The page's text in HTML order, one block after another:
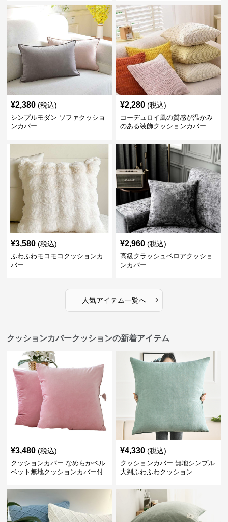
¥2,380 (税込)
シンプルモダン ソファクッショ
ンカバー
¥2,280 (税込)
コーデュロイ風の質感が温かみ
のある装飾クッションカバー
¥3,580 (税込)
ふわふわモコモコクッションカ
バー
¥2,960 (税込)
高級クラッシュベロアクッショ
ンカバー
人気アイテム一覧へ ›
クッションカバークッションの新着アイテム
¥3,480 (税込)
クッションカバー なめらかベル
ベット無地クッションカバー付
¥4,330 (税込)
クッションカバー 無地シンプル
大判ふわふわクッション